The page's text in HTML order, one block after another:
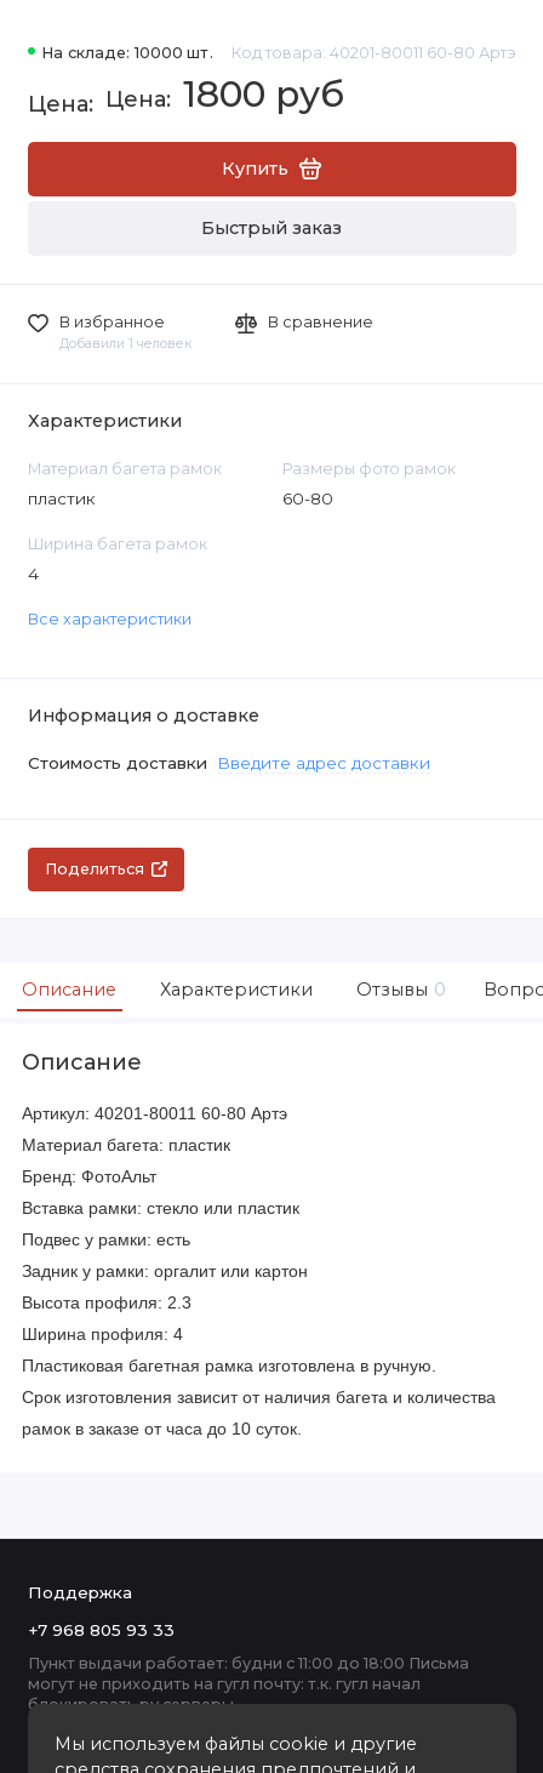
На складе: 10000 шт. Код товара: 40201-80011 60-80 Артэ
1800 руб
Купить
Быстрый заказ
В избранное
Добавили 1 человек
В сравнение
Характеристики
Материал багета рамок
пластик
Размеры фото рамок
60-80
Ширина багета рамок
4
Все характеристики
Информация о доставке
Стоимость доставки Введите адрес доставки
Поделиться
Описание Характеристики Отзывы 0
Описание
Артикул: 40201-80011 60-80 Артэ
Материал багета: пластик
Бренд: ФотоАльт
Вставка рамки: стекло или пластик
Подвес у рамки: есть
Задник у рамки: оргалит или картон
Высота профиля: 2.3
Ширина профиля: 4
Пластиковая багетная рамка изготовлена в ручную.
Срок изготовления зависит от наличия багета и количества
рамок в заказе от часа до 10 суток.
Мы используем файлы cookie и другие
Поддержка
+7 968 805 93 33
Пункт выдачи работает: будни с 11:00 до 18:00 Письма
могут не приходить на гугл почту: т.к. гугл начал
блокировать ру серверы